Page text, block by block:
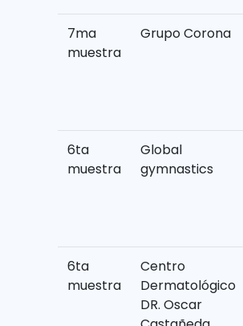
7ma
muestra
Grupo Corona
6ta
muestra
Global
gymnastics
6ta
muestra
Centro
Dermatológico
DR. Oscar